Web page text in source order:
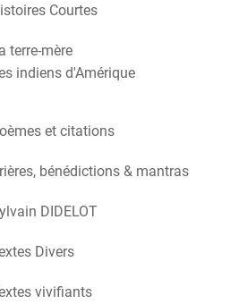
Courtes
terre-mère
indiens d'Amérique
et citations
bénédictions & mantras
DIDELOT
Divers
vivifiants